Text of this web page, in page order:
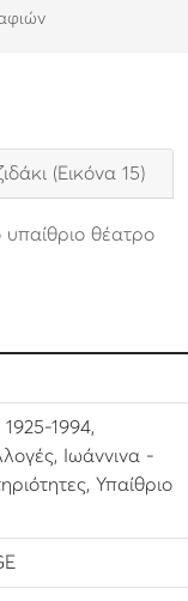
(Εικόνα 15)
θέατρο
1994,
Ιωάννινα -
Υπαίθριο